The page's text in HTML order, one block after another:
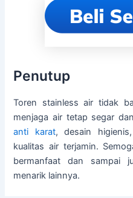
Penutup
Toren stainless air tidak
menjaga air tetap segar
anti karat, desain
kualitas air terjamin.
bermanfaat dan sampai
menarik lainnya.